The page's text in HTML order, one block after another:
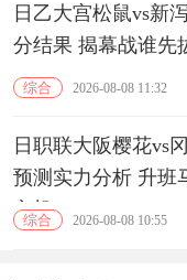
日乙大宫松鼠vs新
分结果 揭幕战谁先
综合 2026-08-08 11:32
日职联大阪樱花vs
预测实力分析 升班
良机
综合 2026-08-08 10:55